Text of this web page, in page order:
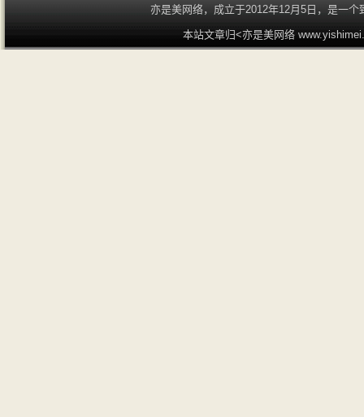
亦是美网络，成立于2012年12月5日，是一
本站文章归<亦是美网络